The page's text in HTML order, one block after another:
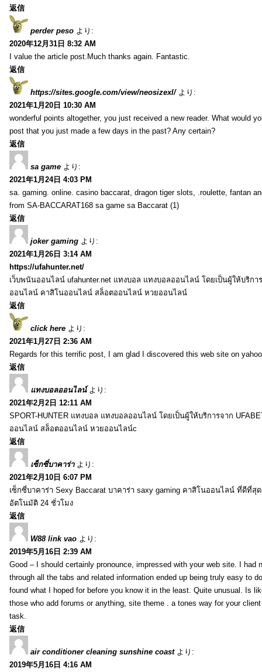
返信
perder peso より:
2020年12月31日 8:32 AM
I value the article post.Much thanks again. Fantastic.
返信
https://sites.google.com/view/neosizexl/ より:
2021年1月20日 10:30 AM
wonderful points altogether, you just received a new reader. What would
post that you just made a few days in the past? Any certain?
返信
sa game より:
2021年1月24日 4:03 PM
sa. gaming. online. casino baccarat, dragon tiger slots, .roulette, fantan
from SA-BACCARAT168 sa game sa Baccarat (1)
返信
joker gaming より:
2021年1月26日 3:14 AM
https://ufahunter.net/
เว็บพนันออนไลน์ ufahunter.net แทงบอล แทงบอลออนไลน์ โดยเป็นผู้ให้บริกา
ออนไลน์ คาสิโนออนไลน์ สล็อตออนไลน์ หวยออนไลน์
返信
click here より:
2021年1月27日 2:36 AM
Regards for this terrific post, I am glad I discovered this web site on
返信
แทงบอลออนไลน์ より:
2021年2月2日 12:11 AM
SPORT-HUNTER แทงบอล แทงบอลออนไลน์ โดยเป็นผู้ให้บริการจาก
ออนไลน์ สล็อตออนไลน์ หวยออนไลน์c
返信
เซ็กซี่บาคาร่า より:
2021年2月10日 6:07 PM
เซ็กซี่บาคาร่า Sexy Baccarat บาคาร่า saxy gaming คาสิโนออนไลน์ ที่ดีที่สุ
อัตโนมัติ 24 ชั่วโมง
返信
W88 link vao より:
2019年5月16日 2:39 AM
Good – I should certainly pronounce, impressed with your web site. I had
through all the tabs and related information ended up being truly easy to
found what I hoped for before you know it in the least. Quite unusual. Is
those who add forums or anything, site theme . a tones way for your
task.
返信
air conditioner cleaning sunshine coast より:
2019年5月16日 4:16 AM